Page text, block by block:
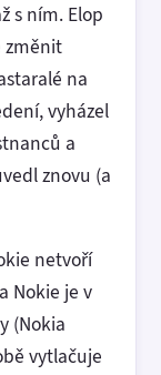
s ním. Elop
změnit
na
vyházel
a
znovu (a
netvoří
Nokie je v
(Nokia
vytlačuje